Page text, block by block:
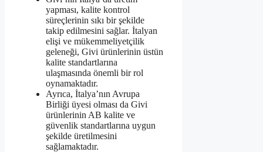
yapması, kalite kontrol
süreçlerinin sıkı bir şekilde
takip edilmesini sağlar. İtalyan
elişi ve mükemmeliyetçilik
geleneği, Givi ürünlerinin üstün
kalite standartlarına
ulaşmasında önemli bir rol
oynamaktadır.
Ayrıca, İtalya’nın Avrupa
Birliği üyesi olması da Givi
ürünlerinin AB kalite ve
güvenlik standartlarına uygun
şekilde üretilmesini
sağlamaktadır.